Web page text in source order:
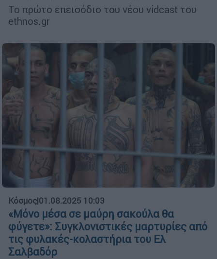
Το πρώτο επεισόδιο του νέου vidcast του
ethnos.gr
Κόσμος|01.08.2025 10:03
«Μόνο μέσα σε μαύρη σακούλα θα
φύγετε»: Συγκλονιστικές μαρτυρίες από
τις φυλακές-κολαστήρια του Ελ
Σαλβαδόρ